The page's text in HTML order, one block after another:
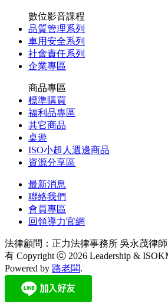
數位影音課程
品質管理系列
車用安全系列
社會責任系列
企業專區
商品專區
標準購買
福利品專區
其它商品
桌遊
ISO小超人週邊商品
資源分享區
最新消息
聯絡我們
會員專區
回領導力官網
法律顧問：正力法律事務所 吳永茂律師
有 Copyright ⓒ 2026 Leadership &
Powered by 路老闆.